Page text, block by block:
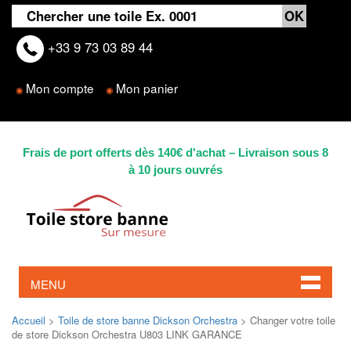
+33 9 73 03 89 44
◉ Mon compte ◉ Mon panier
Frais de port offerts dès 140€ d'achat – Livraison sous 8
à 10 jours ouvrés
MENU
Accueil > Toile de store banne Dickson Orchestra > Changer votre toile
de store Dickson Orchestra U803 LINK GARANCE